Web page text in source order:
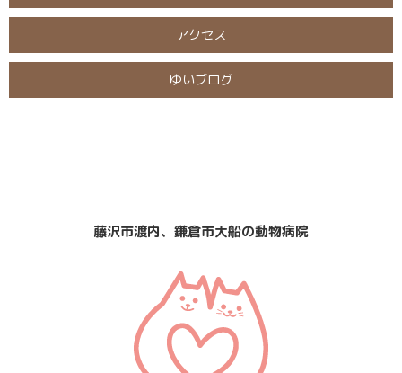
アクセス
ゆいブログ
藤沢市渡内、鎌倉市大船の動物病院